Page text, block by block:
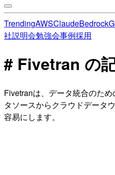
TrendingAWSClaudeBedrock
社説明会勉強会事例採用
# Fivetran の
Fivetranは、データ統合のた
タソースからクラウドデータ
容易にします。